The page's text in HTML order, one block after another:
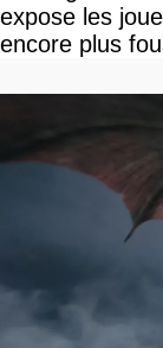
expose les
encore plus